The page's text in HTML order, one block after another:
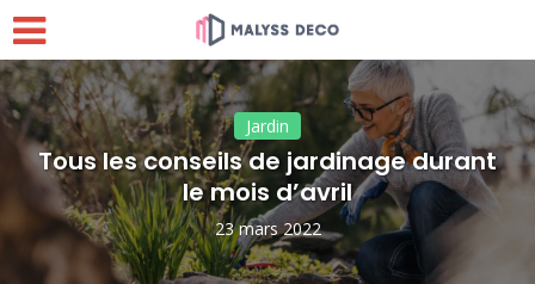
Jardin
Tous les conseils de jardinage durant
le mois d’avril
23 mars 2022